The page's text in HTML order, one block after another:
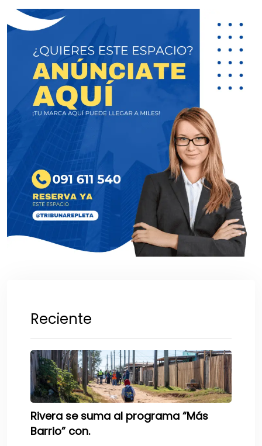
Reciente
Rivera se suma al programa “Más
Barrio” con.